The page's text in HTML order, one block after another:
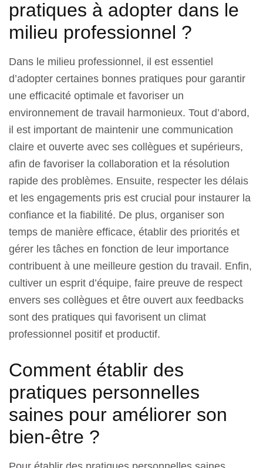
pratiques à adopter dans le
milieu professionnel ?
Dans le milieu professionnel, il est essentiel
d’adopter certaines bonnes pratiques pour garantir
une efficacité optimale et favoriser un
environnement de travail harmonieux. Tout d’abord,
il est important de maintenir une communication
claire et ouverte avec ses collègues et supérieurs,
afin de favoriser la collaboration et la résolution
rapide des problèmes. Ensuite, respecter les délais
et les engagements pris est crucial pour instaurer la
confiance et la fiabilité. De plus, organiser son
temps de manière efficace, établir des priorités et
gérer les tâches en fonction de leur importance
contribuent à une meilleure gestion du travail. Enfin,
cultiver un esprit d’équipe, faire preuve de respect
envers ses collègues et être ouvert aux feedbacks
sont des pratiques qui favorisent un climat
professionnel positif et productif.
Comment établir des
pratiques personnelles
saines pour améliorer son
bien-être ?